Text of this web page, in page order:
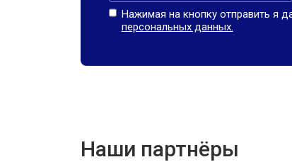
Нажимая на кнопку отправить я
персональных данных.
Наши партнёры